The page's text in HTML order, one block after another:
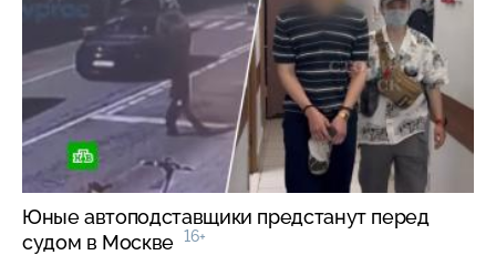
Юные автоподставщики предстанут перед
судом в Москве 16+